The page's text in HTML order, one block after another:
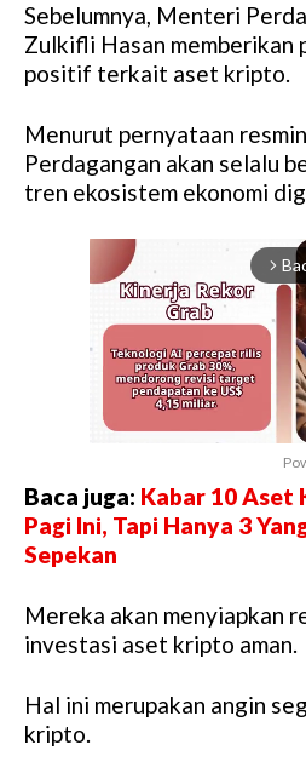
Sebelumnya, Menteri
Zulkifli Hasan memberikan
positif terkait aset kripto.
Menurut pernyataan
Perdagangan akan selalu
tren ekosistem ekonomi
arrow_forward_ios
Baca juga: Kabar 10 Aset
Pagi Ini, Tapi Hanya 3
Sepekan
Mereka akan menyiapkan
investasi aset kripto aman.
Hal ini merupakan angin
kripto.